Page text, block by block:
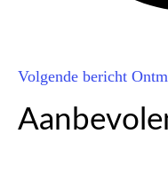
Volgende bericht